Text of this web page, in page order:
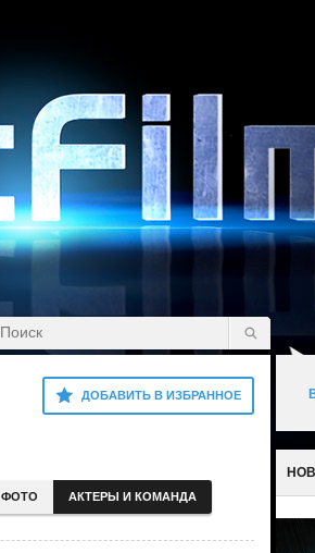
ДОБАВИТЬ В ИЗБРАННОЕ
ФОТО АКТЕРЫ И КОМАНДА